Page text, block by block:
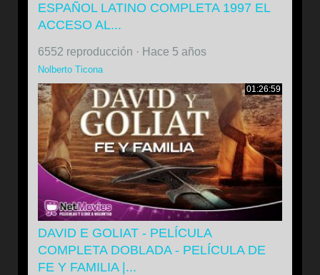
ESPAÑOL LATINO COMPLETA 1997 EL
ACCESO AL...
6552 reproducción · Hace 5 años
Nolberto Ticona
01:26:59
DAVID E GOLIAT - PELÍCULA
COMPLETA DOBLADA - PELÍCULA DE
FE Y FAMILIA |...